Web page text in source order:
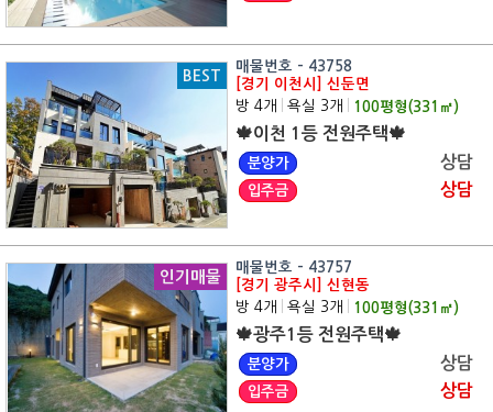
BEST
매물번호 - 43758
[경기 이천시] 신둔면
방 4개
욕실 3개 100평형(331 ㎡)
🍁이천 1등 전원주택🍁
분양가 상담
입주금 상담
인기매물
매물번호 - 43757
[경기 광주시] 신현동
방 4개
욕실 3개 100평형(331 ㎡)
🍁광주1등 전원주택🍁
분양가 상담
입주금 상담